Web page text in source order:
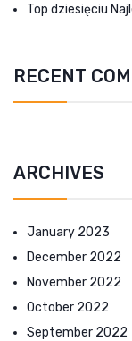
Top dziesięciu
RECENT
ARCHIVES
January 2023
December 2022
November 2022
October 2022
September 2022